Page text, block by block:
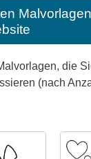
die
(nach